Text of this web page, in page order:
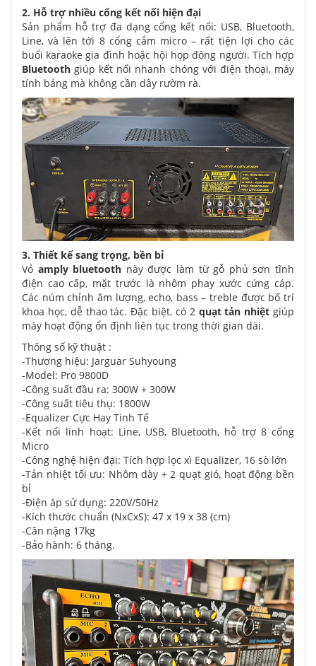
2. Hỗ trợ nhiều cổng kết nối hiện đại
Sản phẩm hỗ trợ đa dạng cổng kết nối: USB, Bluetooth,
Line, và lên tới 8 cổng cắm micro – rất tiện lợi cho các
buổi karaoke gia đình hoặc hội họp đông người. Tích hợp
Bluetooth giúp kết nối nhanh chóng với điện thoại, máy
tính bảng mà không cần dây rườm rà.
3. Thiết kế sang trọng, bền bỉ
Vỏ amply bluetooth này được làm từ gỗ phủ sơn tĩnh
điện cao cấp, mặt trước là nhôm phay xước cứng cáp.
Các núm chỉnh âm lượng, echo, bass – treble được bố trí
khoa học, dễ thao tác. Đặc biệt, có 2 quạt tản nhiệt giúp
máy hoạt động ổn định liên tục trong thời gian dài.
Thông số kỹ thuật :
-Thương hiệu: Jarguar Suhyoung
-Model: Pro 9800D
-Công suất đầu ra: 300W + 300W
-Công suất tiêu thụ: 1800W
-Equalizer Cực Hay Tinh Tế
-Kết nối linh hoạt: Line, USB, Bluetooth, hỗ trợ 8 cổng
Micro
-Công nghệ hiện đại: Tích hợp lọc xì Equalizer, 16 sò lớn
-Tản nhiệt tối ưu: Nhôm dày + 2 quạt gió, hoạt động bền
bỉ
-Điện áp sử dụng: 220V/50Hz
-Kích thước chuẩn (NxCxS): 47 x 19 x 38 (cm)
-Cân nặng 17kg
-Bảo hành: 6 tháng.